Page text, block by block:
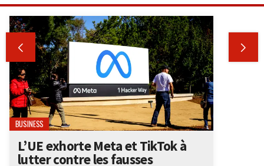
 
BUSINESS
L’UE exhorte Meta et TikTok à
lutter contre les fausses